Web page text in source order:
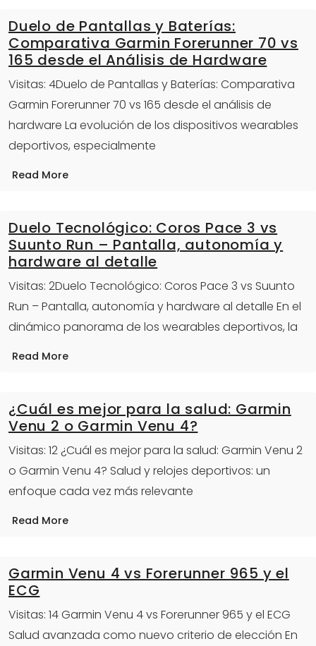
Duelo de Pantallas y Baterías:
Comparativa Garmin Forerunner 70 vs
165 desde el Análisis de Hardware
Visitas: 4Duelo de Pantallas y Baterías: Comparativa
Garmin Forerunner 70 vs 165 desde el análisis de
hardware La evolución de los dispositivos wearables
deportivos, especialmente
Read More
Duelo Tecnológico: Coros Pace 3 vs
Suunto Run – Pantalla, autonomía y
hardware al detalle
Visitas: 2Duelo Tecnológico: Coros Pace 3 vs Suunto
Run – Pantalla, autonomía y hardware al detalle En el
dinámico panorama de los wearables deportivos, la
Read More
¿Cuál es mejor para la salud: Garmin
Venu 2 o Garmin Venu 4?
Visitas: 12 ¿Cuál es mejor para la salud: Garmin Venu 2
o Garmin Venu 4? Salud y relojes deportivos: un
enfoque cada vez más relevante
Read More
Garmin Venu 4 vs Forerunner 965 y el
ECG
Visitas: 14 Garmin Venu 4 vs Forerunner 965 y el ECG
Salud avanzada como nuevo criterio de elección En